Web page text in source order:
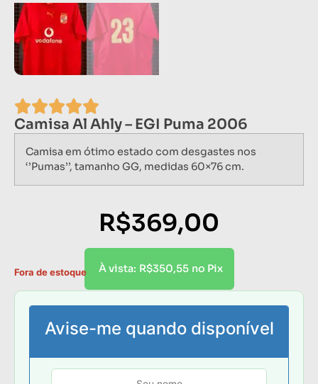
Camisa Al Ahly – EGI Puma 2006
Camisa em ótimo estado com desgastes nos
‘’Pumas’’, tamanho GG, medidas 60×76 cm.
R$369,00
À vista: R$350,55 no Pix
Fora de estoque
Avise-me quando disponível